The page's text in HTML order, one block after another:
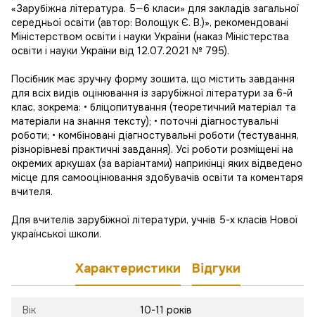
«Зарубіжна література. 5—6 класи» для закладів загальної
середньої освіти (автор: Волощук Є. В.)», рекомендовані
Міністерством освіти і науки України (наказ Міністерства
освіти і науки України від 12.07.2021 № 795).
Посібник має зручну форму зошита, що містить завдання
для всіх видів оцінювання із зарубіжної літератури за 6-й
клас, зокрема: • бліцопитування (теоретичний матеріал та
матеріали на знання тексту); • поточні діагностувальні
роботи; • комбіновані діагностувальні роботи (тестування,
різнорівневі практичні завдання). Усі роботи розміщені на
окремих аркушах (за варіантами) наприкінці яких відведено
місце для самооцінювання здобувачів освіти та коментаря
вчителя.
Для вчителів зарубіжної літератури, учнів 5-х класів Нової
української школи.
Характеристики Відгуки
Вік 10-11 років